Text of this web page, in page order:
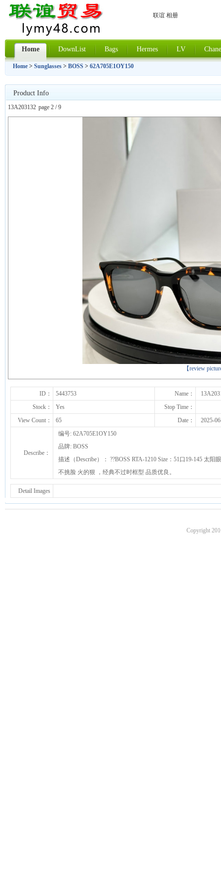
联谊 相册
Home DownList Bags Hermes LV
Home > Sunglasses > BOSS > 62A705E1OY150
Product Info
13A203132 page 2 / 9
【review
ID： 5443753 Name：
Stock：
Yes
Stop Time：
View Count：
65 Date： 2025-
Describe：
编号: 62A705E1OY150
品牌: BOSS
描述（Describe）： ??BOSS RTA-1210 Size：51口19-145 太阳
不挑脸 火的狠 ，经典不过时框型 品质优良。
Detail Images
Copyright